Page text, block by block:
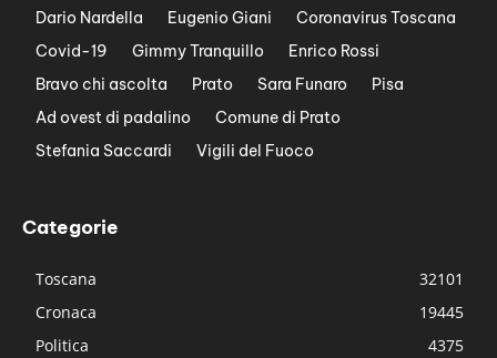
Dario Nardella
Eugenio Giani
Coronavirus Toscana
Covid-19
Gimmy Tranquillo
Enrico Rossi
Bravo chi ascolta
Prato Sara Funaro
Pisa
Ad ovest di padalino
Comune di Prato
Stefania Saccardi
Vigili del Fuoco
Categorie
Toscana
32101
Cronaca
19445
Politica
4375